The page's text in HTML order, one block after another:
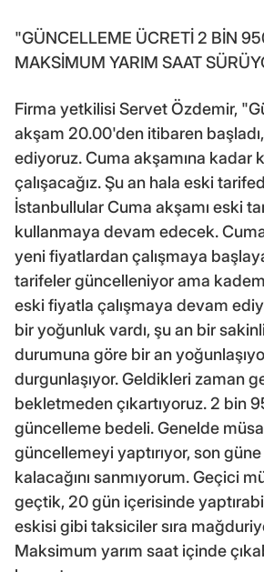
"GÜNCELLEME ÜCRETİ 2 BİN
MAKSİMUM YARIM SAAT
Firma yetkilisi Servet Özdemir,
akşam 20.00'den itibaren
ediyoruz. Cuma akşamına kadar
çalışacağız. Şu an hala eski
İstanbullular Cuma akşamı eski
kullanmaya devam edecek.
yeni fiyatlardan çalışmaya
tarifeler güncelleniyor ama
eski fiyatla çalışmaya devam
bir yoğunluk vardı, şu an bir
durumuna göre bir an
durgunlaşıyor. Geldikleri zaman
bekletmeden çıkartıyoruz. 2 bin
güncelleme bedeli. Genelde
güncellemeyi yaptırıyor, son
kalacağını sanmıyorum. Geçici
geçtik, 20 gün içerisinde
eskisi gibi taksiciler sıra
Maksimum yarım saat içinde